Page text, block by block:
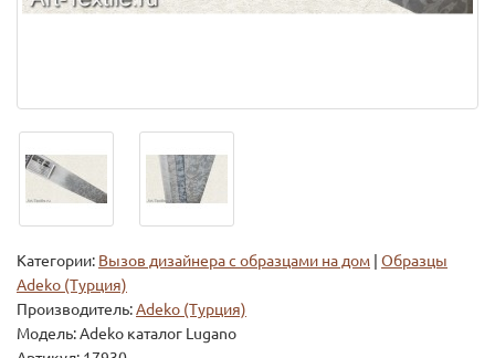
Категории: Вызов дизайнера с образцами на дом
Образцы
Adeko (Турция)
Производитель:Adeko (Турция)
Модель:Adeko каталог Lugano